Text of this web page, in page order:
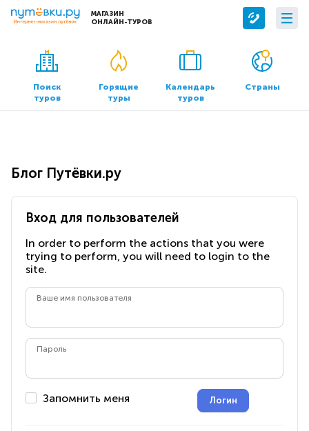
МАГАЗИН
ОНЛАЙН-ТУРОВ
Сервисы
Бронирование отелей
Трансфер
О компании
О нас
Контакты
Офисы продаж
Поиск
туров
Горящие
туры
Календарь
туров
Страны
Блог Путёвки.ру
Вход для пользователей
In order to perform the actions that you were
trying to perform, you will need to login to the
site.
Ваше имя пользователя
Пароль
Запомнить меня Логин